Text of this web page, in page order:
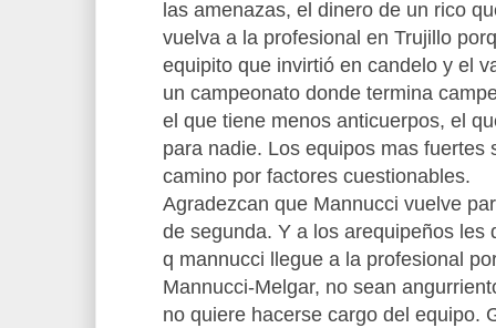
las amenazas, el dinero de un rico
vuelva a la profesional en Trujillo
equipito que invirtió en candelo y el
un campeonato donde termina
el que tiene menos anticuerpos, el
para nadie. Los equipos mas fuertes
camino por factores cuestionables.
Agradezcan que Mannucci vuelve
de segunda. Y a los arequipeños les
q mannucci llegue a la profesional
Mannucci-Melgar, no sean
no quiere hacerse cargo del equipo.